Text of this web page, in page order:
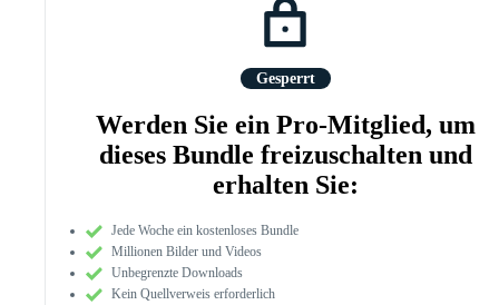
Gesperrt
Werden Sie ein Pro-Mitglied, um
dieses Bundle freizuschalten und
erhalten Sie:
Jede Woche ein kostenloses Bundle
Millionen Bilder und Videos
Unbegrenzte Downloads
Kein Quellverweis erforderlich